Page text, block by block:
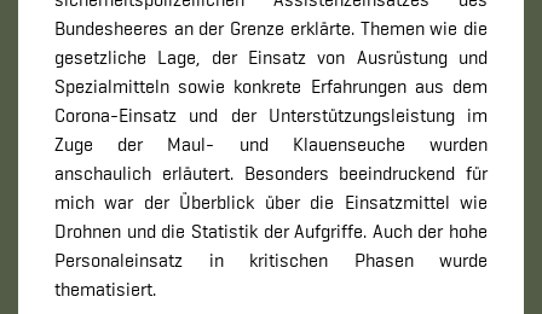
Bundesheeres an der Grenze erklärte. Themen wie die
gesetzliche Lage, der Einsatz von Ausrüstung und
Spezialmitteln sowie konkrete Erfahrungen aus dem
Corona-Einsatz und der Unterstützungsleistung im
Zuge der Maul- und Klauenseuche wurden
anschaulich erläutert. Besonders beeindruckend für
mich war der Überblick über die Einsatzmittel wie
Drohnen und die Statistik der Aufgriffe. Auch der hohe
Personaleinsatz in kritischen Phasen wurde
thematisiert.